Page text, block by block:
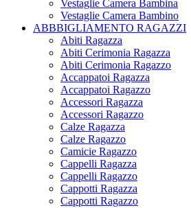
Vestaglie Camera Bambina
Vestaglie Camera Bambino
ABBBIGLIAMENTO RAGAZZI
Abiti Ragazza
Abiti Cerimonia Ragazza
Abiti Cerimonia Ragazzo
Accappatoi Ragazza
Accappatoi Ragazzo
Accessori Ragazza
Accessori Ragazzo
Calze Ragazza
Calze Ragazzo
Camicie Ragazzo
Cappelli Ragazza
Cappelli Ragazzo
Cappotti Ragazza
Cappotti Ragazzo